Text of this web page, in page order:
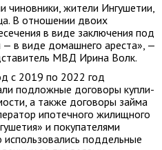
чиновники, жители Ингушетии,
В отношении двоих
в виде заключения под
— в виде домашнего ареста», —
МВД Ирина Волк.
с 2019 по 2022 год
подложные договоры купли-
а также договоры займа
ипотечного жилищного
и покупателями
поддельные